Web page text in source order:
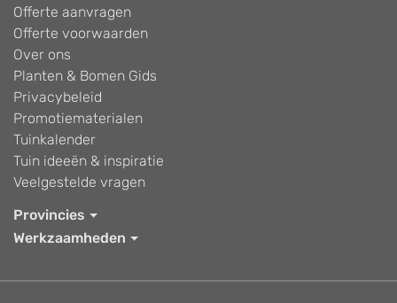
Offerte aanvragen
Offerte voorwaarden
Over ons
Planten & Bomen Gids
Privacybeleid
Promotiematerialen
Tuinkalender
Tuin ideeën & inspiratie
Veelgestelde vragen
Provincies
Werkzaamheden